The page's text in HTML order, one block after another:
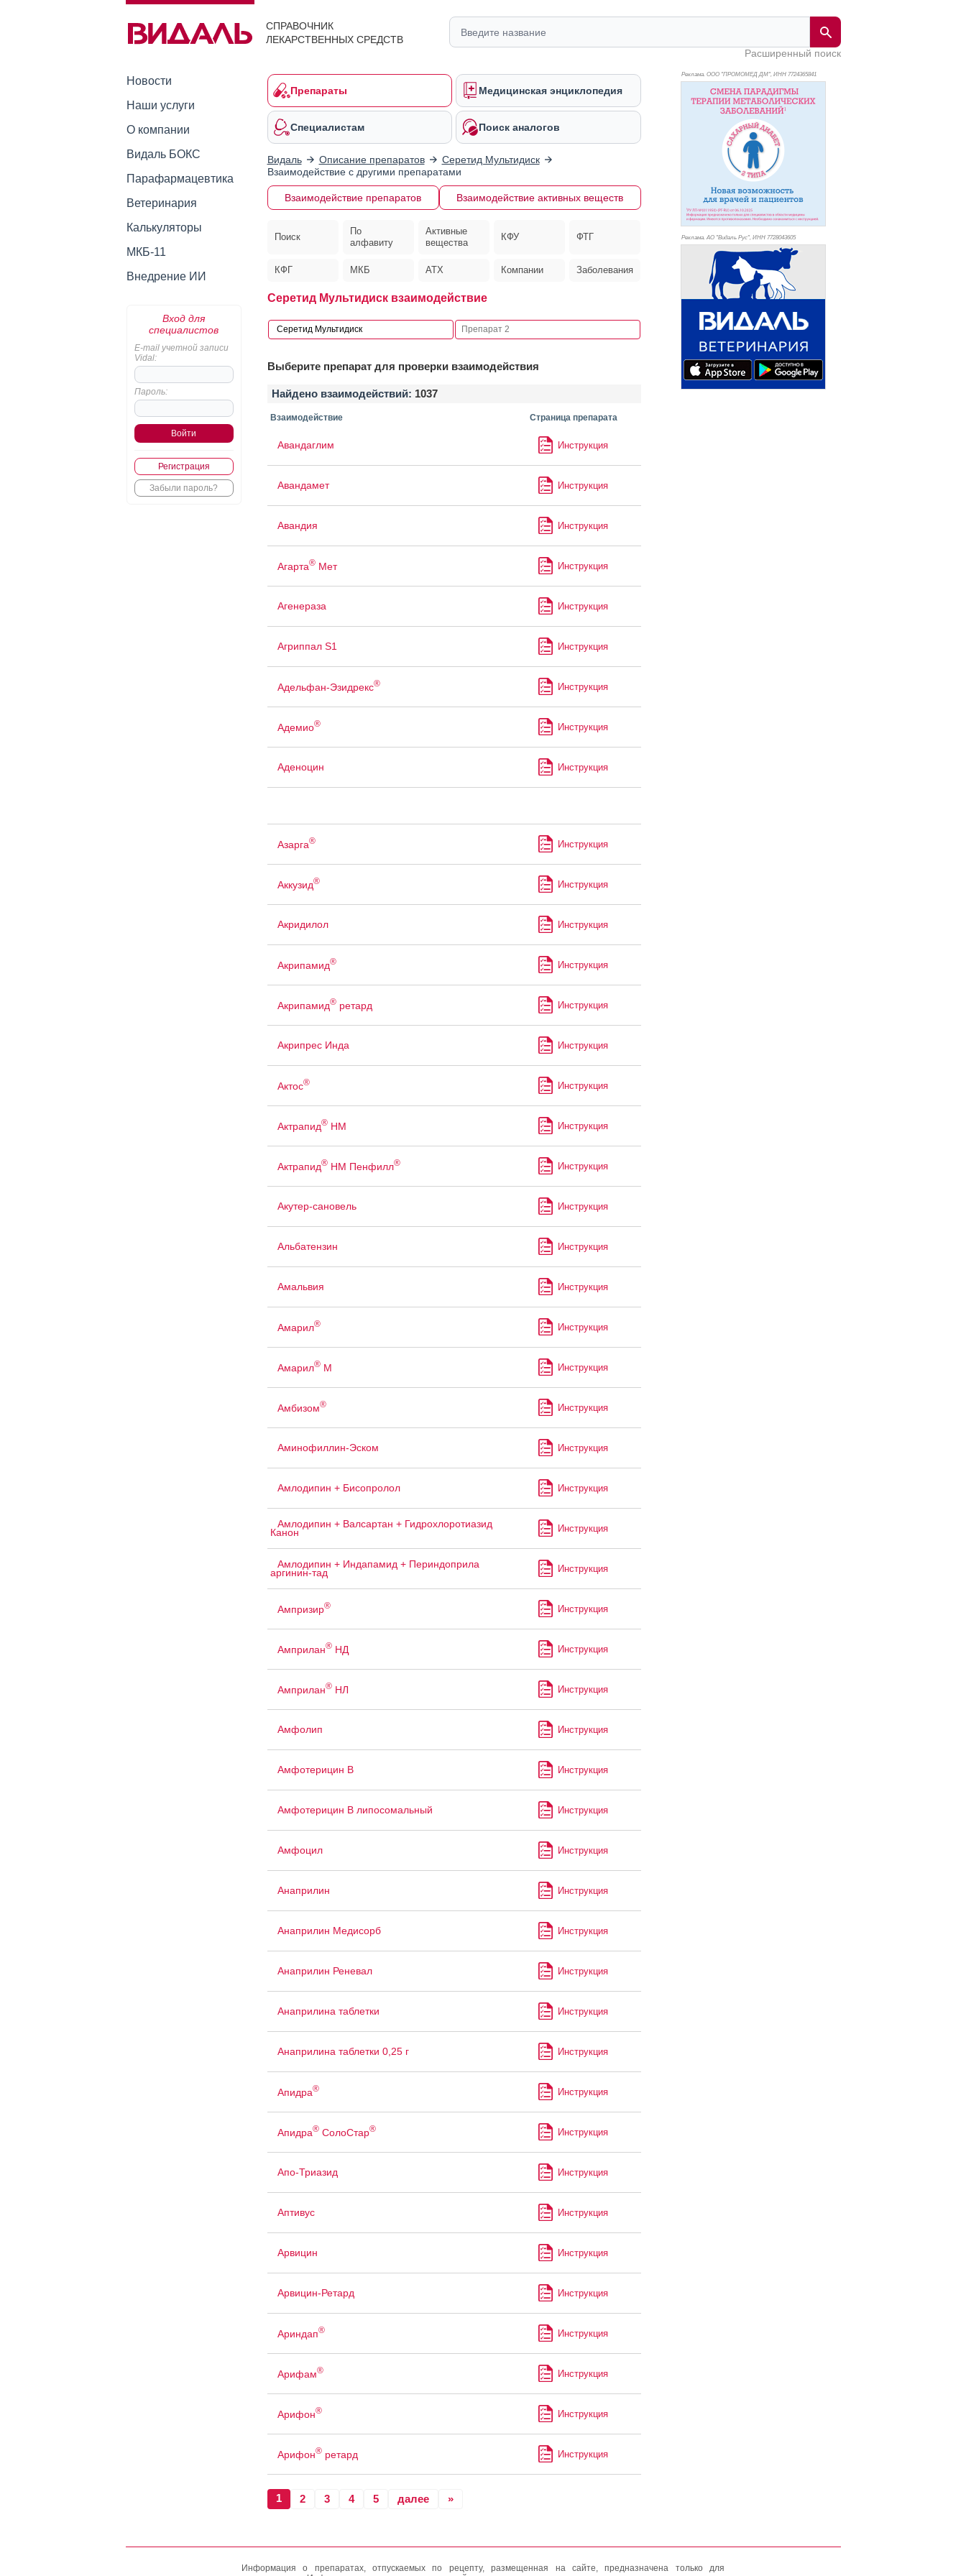
СПРАВОЧНИК
ЛЕКАРСТВЕННЫХ СРЕДСТВ
Расширенный поиск
Новости
Наши услуги
О компании
Видаль БОКС
Парафармацевтика
Ветеринария
Калькуляторы
МКБ-11
Внедрение ИИ
Вход для
специалистов
E-mail учетной записи
Vidal:
Пароль:
Регистрация
Забыли пароль?
Препараты Медицинская энциклопедия
Специалистам Поиск аналогов
Видаль Описание препаратов
Серетид Мультидиск
Взаимодействие с другими препаратами
Взаимодействие препаратов Взаимодействие активных веществ
Поиск
По
алфавиту
Активные
вещества
КФУ ФТГ
КФГ МКБ АТХ Компании Заболевания
Серетид Мультидиск взаимодействие
Выберите препарат для проверки взаимодействия
Найдено взаимодействий: 1037
Взаимодействие Страница препарата
Авандаглим Инструкция
Авандамет Инструкция
Авандия Инструкция
Агарта®Мет Инструкция
Агенераза Инструкция
Агриппал S1 Инструкция
Адельфан-Эзидрекс® Инструкция
Адемио® Инструкция
Аденоцин Инструкция
Азарга® Инструкция
Аккузид® Инструкция
Акридилол Инструкция
Акрипамид® Инструкция
Акрипамид®ретард Инструкция
Акрипрес Инда Инструкция
Актос® Инструкция
Актрапид®НМ Инструкция
Актрапид®НМ Пенфилл® Инструкция
Акутер-сановель Инструкция
Альбатензин Инструкция
Амальвия Инструкция
Амарил® Инструкция
Амарил®М Инструкция
Амбизом® Инструкция
Аминофиллин-Эском Инструкция
Амлодипин + Бисопролол Инструкция
Амлодипин + Валсартан + Гидрохлоротиазид
Канон Инструкция
Амлодипин + Индапамид + Периндоприла
аргинин-тад Инструкция
Ампризир® Инструкция
Амприлан®НД Инструкция
Амприлан®НЛ Инструкция
Амфолип Инструкция
Амфотерицин В Инструкция
Амфотерицин В липосомальный Инструкция
Амфоцил Инструкция
Анаприлин Инструкция
Анаприлин Медисорб Инструкция
Анаприлин Реневал Инструкция
Анаприлина таблетки Инструкция
Анаприлина таблетки 0,25 г Инструкция
Апидра® Инструкция
Апидра®СолоСтар® Инструкция
Апо-Триазид Инструкция
Аптивус Инструкция
Арвицин Инструкция
Арвицин-Ретард Инструкция
Ариндап® Инструкция
Арифам® Инструкция
Арифон® Инструкция
Арифон®ретард Инструкция
1 2 3 4 5 далее »
Реклама. ООО "ПРОМОМЕД ДМ", ИНН 7724365841
Реклама. АО "Видаль Рус", ИНН 7728043605
Информация о препаратах, отпускаемых по рецепту, размещенная на сайте, предназначена только для